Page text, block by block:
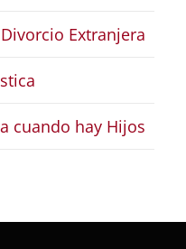
Extranjera
cuando hay Hijos